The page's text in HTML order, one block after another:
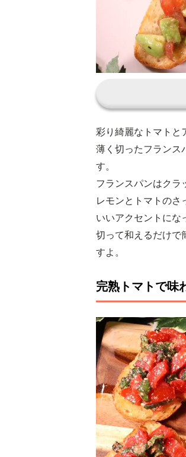
彩り綺麗なトマトと
薄く切ったフランス
す。
フランスパンはクラ
レモンとトマトの
いいアクセントにな
切って和えるだけで
すよ。
完熟トマトで味